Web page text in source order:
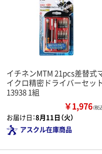
イチネンMTM 21pcs差替式
イクロ精密ドライバーセッ
13938 1組
￥1,976（税
お届け日：8月11日（火）
アスクル在庫商品